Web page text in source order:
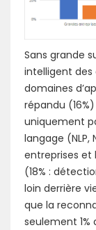
Sans grande
intelligent des
domaines
répandu
uniquement
langage (NLP,
entreprises et
(18% :
loin derrière
que la
seulement